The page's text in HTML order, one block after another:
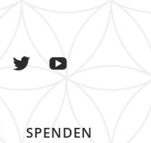
SPENDEN